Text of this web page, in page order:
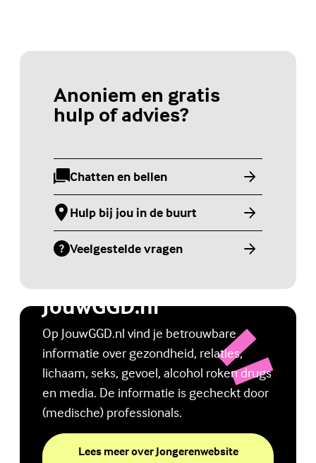
Anoniem en gratis
hulp of advies?
Chatten en bellen
(Externe link)
Hulp bij jou in de buurt
(Externe link)
Veelgestelde vragen
(Externe link)
Jongerenwebsite
JouwGGD.nl
Op JouwGGD.nl vind je betrouwbare
informatie over gezondheid, relaties,
lichaam, seks, gevoel, alcohol roken drugs
en media. De informatie is gecheckt door
(medische) professionals.
Lees meer over Jongerenwebsite